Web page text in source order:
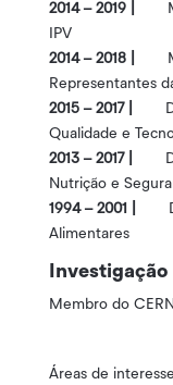
2014 – 2019 |
IPV
2014 – 2018 |
Representantes
2015 – 2017 |
Qualidade e
2013 – 2017 |
Nutrição e
1994 – 2001 |
Alimentares
Investigação
Membro do
Áreas de